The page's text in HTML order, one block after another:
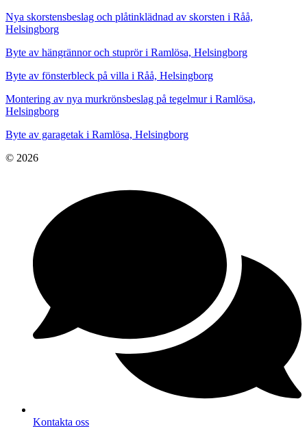
Nya skorstensbeslag och plåtinklädnad av skorsten i Råå,
Helsingborg
Byte av hängrännor och stuprör i Ramlösa, Helsingborg
Byte av fönsterbleck på villa i Råå, Helsingborg
Montering av nya murkrönsbeslag på tegelmur i Ramlösa,
Helsingborg
Byte av garagetak i Ramlösa, Helsingborg
© 2026
Kontakta oss